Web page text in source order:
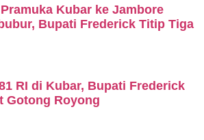
Kubar ke Jambore
Bupati Frederick Titip Tiga
RI di Kubar, Bupati Frederick
Gotong Royong